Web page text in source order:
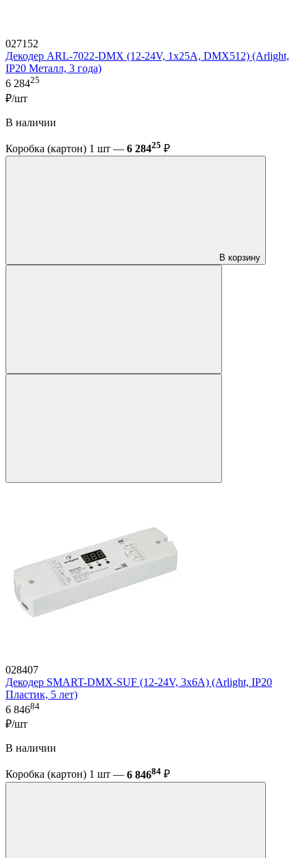
027152
Декодер ARL-7022-DMX (12-24V, 1x25A, DMX512) (Arlight,
IP20 Металл, 3 года)
6 28425
₽/шт
В наличии
Коробка (картон) 1 шт — 6 28425 ₽
В корзину
028407
Декодер SMART-DMX-SUF (12-24V, 3x6A) (Arlight, IP20
Пластик, 5 лет)
6 84684
₽/шт
В наличии
Коробка (картон) 1 шт — 6 84684 ₽